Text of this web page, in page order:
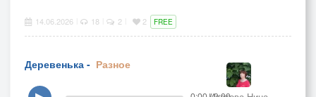
14.06.2026 18 2 2 FREE
Деревенька - Разное